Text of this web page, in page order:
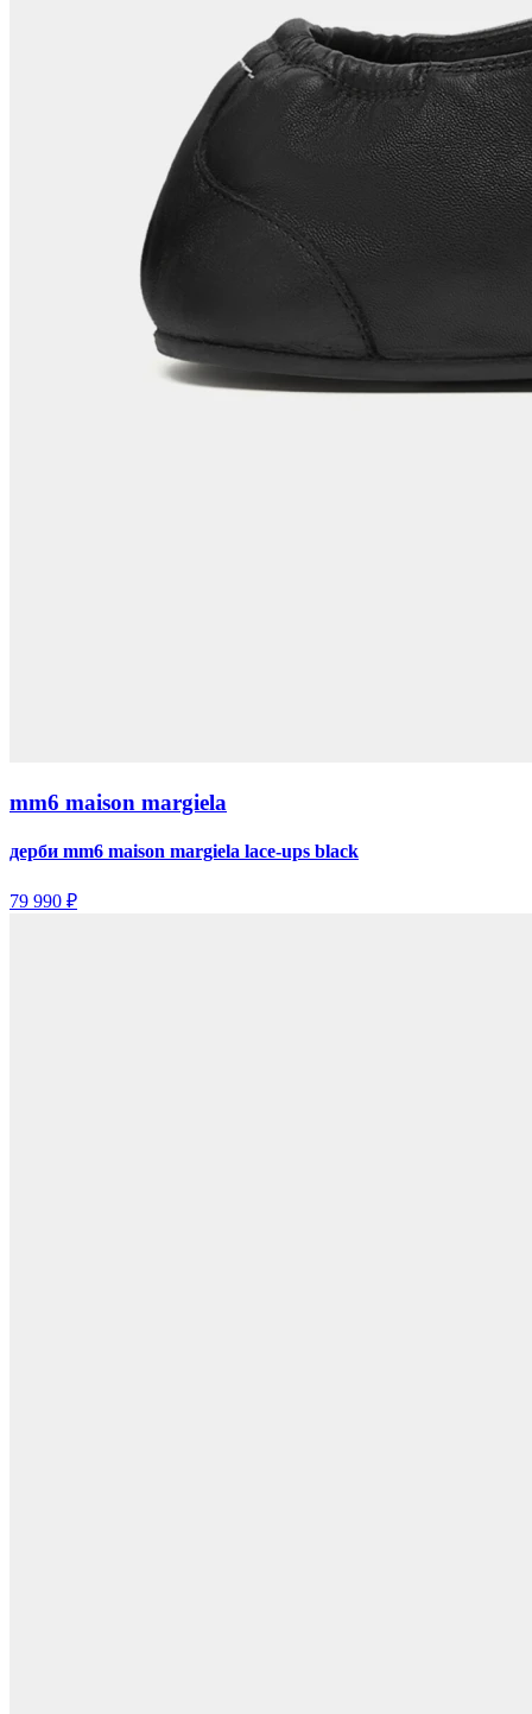
mm6 maison margiela
дерби mm6 maison margiela lace-ups black
79 990 ₽